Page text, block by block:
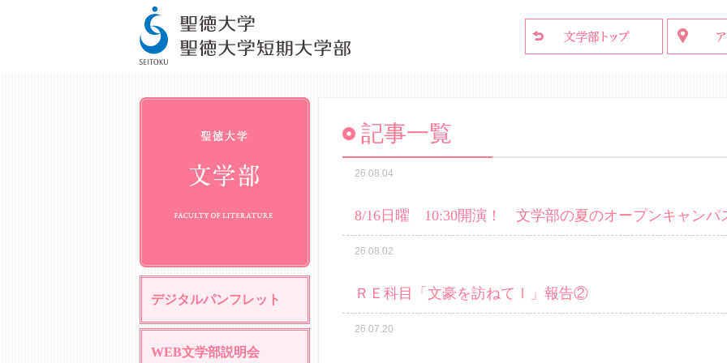
デジタルパンフレット
WEB文学部説明会
記事一覧
26.08.04
8/16日曜 10:30開演！ 文学部の夏のオープンキャンパ
26.08.02
ＲＥ科目「文豪を訪ねてⅠ」報告②
26.07.20